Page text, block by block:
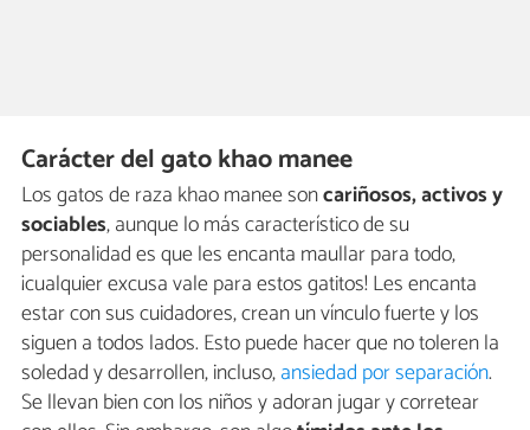
Carácter del gato khao manee
Los gatos de raza khao manee soncariñosos, activos y
sociables, aunque lo más característico de su
personalidad es que les encanta maullar para todo,
¡cualquier excusa vale para estos gatitos! Les encanta
estar con sus cuidadores, crean un vínculo fuerte y los
siguen a todos lados. Esto puede hacer que no toleren la
soledad y desarrollen, incluso,ansiedad por separación.
Se llevan bien con los niños y adoran jugar y corretear